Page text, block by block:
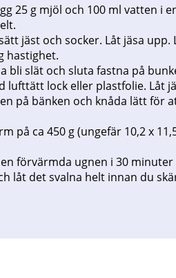
25 g mjöl och 100 ml vatten i
jäst och socker. Låt jäsa
hastighet.
bli slät och sluta fastna på
lufttätt lock eller plastfolie.
på bänken och knåda lätt
på ca 450 g (ungefär 10,2 x
förvärmda ugnen i 30
låt det svalna helt innan du